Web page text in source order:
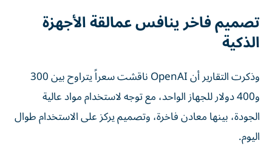
تصميم فاخر ينافس عمالقة الأجهزة
الذكية
وذكرت التقارير أن OpenAI ناقشت سعراً يتراوح بين 300
و400 دولار للجهاز الواحد، مع توجه لاستخدام مواد عالية
الجودة، بينها معادن فاخرة، وتصميم يركز على الاستخدام طوال
اليوم.